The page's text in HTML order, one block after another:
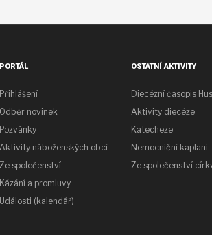
PORTÁL
Přihlášení
Odběr novinek
Pozvánky
Aktivity náboženských obcí
Ze společenství
Kázání a promluvy
Události (kalendář)
OSTATNÍ AKTIVITY
Diecézní časopis
Aktivity diecéze
Katecheze
Nemocniční kaplani
Ze společenství